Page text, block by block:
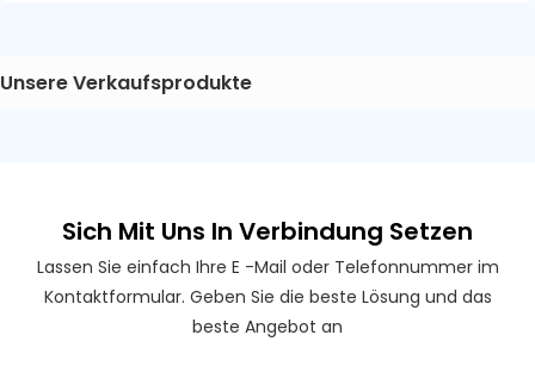
Unsere Verkaufsprodukte
Sich Mit Uns In Verbindung Setzen
Lassen Sie einfach Ihre E -Mail oder Telefonnummer im
Kontaktformular. Geben Sie die beste Lösung und das
beste Angebot an